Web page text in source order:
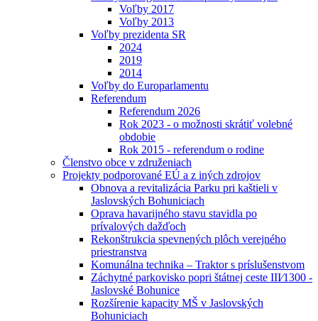
Voľby 2017
Voľby 2013
Voľby prezidenta SR
2024
2019
2014
Voľby do Europarlamentu
Referendum
Referendum 2026
Rok 2023 - o možnosti skrátiť volebné
obdobie
Rok 2015 - referendum o rodine
Členstvo obce v združeniach
Projekty podporované EÚ a z iných zdrojov
Obnova a revitalizácia Parku pri kaštieli v
Jaslovských Bohuniciach
Oprava havarijného stavu stavidla po
prívalových dažďoch
Rekonštrukcia spevnených plôch verejného
priestranstva
Komunálna technika – Traktor s príslušenstvom
Záchytné parkovisko popri štátnej ceste III⁄1300 -
Jaslovské Bohunice
Rozšírenie kapacity MŠ v Jaslovských
Bohuniciach